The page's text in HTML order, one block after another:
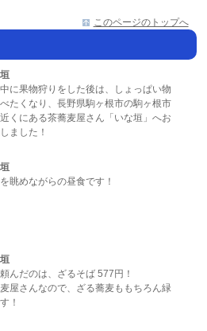
このページのトップへ
に果物狩りをした後は、しょっぱい物
たくなり、長野県駒ヶ根市の駒ヶ根市
くにある茶蕎麦屋さん「いな垣」へお
ました！
眺めながらの昼食です！
んだのは、ざるそば 577円！
屋さんなので、ざる蕎麦ももちろん緑
！